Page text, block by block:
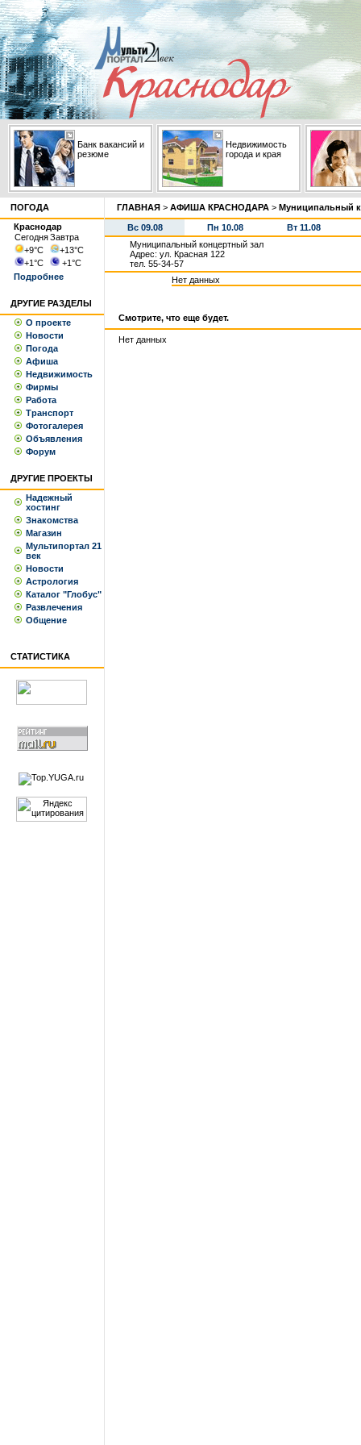
Банк вакансий и
резюме
Недвижимость
города и края
ПОГОДА
Краснодар
СегодняЗавтра
+9°С +13°С
+1°С +1°С
Подробнее
ДРУГИЕ РАЗДЕЛЫ
О проекте
Новости
Погода
Афиша
Недвижимость
Фирмы
Работа
Транспорт
Фотогалерея
Объявления
Форум
ДРУГИЕ ПРОЕКТЫ
Надежный
хостинг
Знакомства
Магазин
Мультипортал 21
век
Новости
Астрология
Каталог "Глобус"
Развлечения
Общение
СТАТИСТИКА
ГЛАВНАЯ > АФИША КРАСНОДАРА > Муниципальный
Вс 09.08 Пн 10.08
Вт 11.08
Муниципальный концертный зал
Адрес: ул. Красная 122
тел. 55-34-57
Нет данных
Смотрите, что еще будет.
Нет данных